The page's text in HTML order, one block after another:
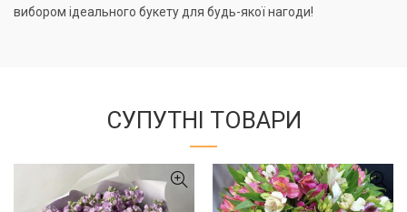
вибором ідеального букету для будь-якої нагоди!
СУПУТНІ ТОВАРИ